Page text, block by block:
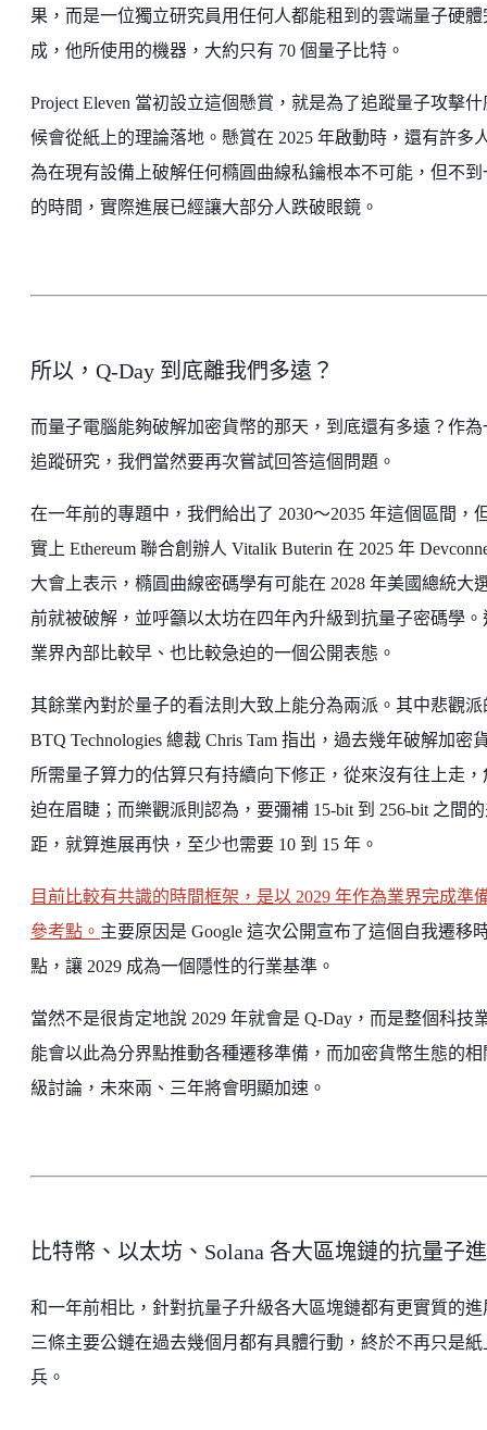
果，而是一位獨立研究員用任何人都能租到的雲端量子硬體
成，他所使用的機器，大約只有 70 個量子比特。
Project Eleven 當初設立這個懸賞，就是為了追蹤量子攻擊什
候會從紙上的理論落地。懸賞在 2025 年啟動時，還有許多
為在現有設備上破解任何橢圓曲線私鑰根本不可能，但不到
的時間，實際進展已經讓大部分人跌破眼鏡。​​​​
所以，Q-Day 到底離我們多遠？
而量子電腦能夠破解加密貨幣的那天，到底還有多遠？作為
追蹤研究，我們當然要再次嘗試回答這個問題。
在一年前的專題中，我們給出了 2030～2035 年這個區間，
實上 Ethereum 聯合創辦人 Vitalik Buterin 在 2025 年
大會上表示，橢圓曲線密碼學有可能在 2028 年美國總統大
前就被破解，並呼籲以太坊在四年內升級到抗量子密碼學。
業界內部比較早、也比較急迫的一個公開表態。
其餘業內對於量子的看法則大致上能分為兩派。其中悲觀派
BTQ Technologies 總裁 Chris Tam 指出，過去幾年破解加密
所需量子算力的估算只有持續向下修正，從來沒有往上走，
迫在眉睫；而樂觀派則認為，要彌補 15-bit 到 256-bit 之間
距，就算進展再快，至少也需要 10 到 15 年。
目前比較有共識的時間框架，是以 2029 年作為業界完成準
參考點。 主要原因是 Google 這次公開宣布了這個自我遷移
點，讓 2029 成為一個隱性的行業基準。
當然不是很肯定地說 2029 年就會是 Q-Day，而是整個科技
能會以此為分界點推動各種遷移準備，而加密貨幣生態的相
級討論，未來兩、三年將會明顯加速。
比特幣、以太坊、Solana 各大區塊鏈的抗量子
和一年前相比，針對抗量子升級各大區塊鏈都有更實質的進
三條主要公鏈在過去幾個月都有具體行動，終於不再只是紙
兵。